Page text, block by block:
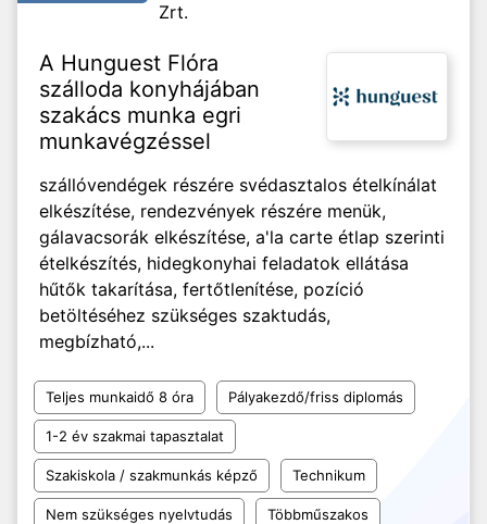
Zrt.
A Hunguest Flóra
szálloda konyhájában
szakács munka egri
munkavégzéssel
szállóvendégek részére svédasztalos ételkínálat
elkészítése, rendezvények részére menük,
gálavacsorák elkészítése, a'la carte étlap szerinti
ételkészítés, hidegkonyhai feladatok ellátása
hűtők takarítása, fertőtlenítése, pozíció
betöltéséhez szükséges szaktudás,
megbízható,...
Teljes munkaidő 8 óra Pályakezdő/friss diplomás
1-2 év szakmai tapasztalat
Szakiskola / szakmunkás képző Technikum
Nem szükséges nyelvtudás Többműszakos